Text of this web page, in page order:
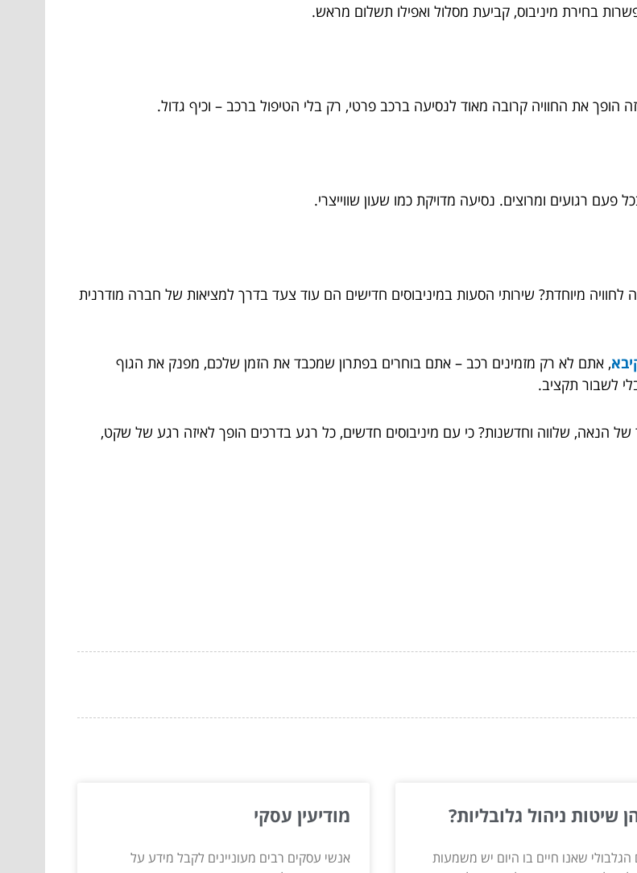
בחירת מיניבוס, קביעת מסלול ואפילו תשלום מראש.
הופך את החוויה קרובה מאוד לנסיעה ברכב פרטי, רק בלי הטיפול ברכב – וכיף גדול.
רגועים ומרוצים. נסיעה מדויקת כמו שעון שווייצרי.
מיוחדת? שירותי הסעות במיניבוסים חדישים הם עוד צעד בדרך למציאות של חברה מודרנית
, אתם לא רק מזמינים רכב – אתם בוחרים בפתרון שמכבד את הזמן שלכם, מפנק את הגוף
לשבור תקציב.
של הנאה, שלווה וחדשנות? כי עם מיניבוסים חדשים, כל רגע בדרכים הופך לאיזה רגע של שקט,
שיטות ניהול גלובליות?
הגלבולי שאנו חיים בו היום יש משמעות
מודיעין עסקי
אנשי עסקים רבים מעוניינים לקבל מידע על